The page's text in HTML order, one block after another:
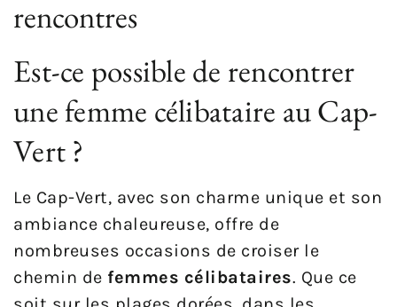
rencontres
Est-ce possible de rencontrer
une femme célibataire au Cap-
Vert ?
Le Cap-Vert, avec son charme unique et son
ambiance chaleureuse, offre de
nombreuses occasions de croiser le
chemin de femmes célibataires. Que ce